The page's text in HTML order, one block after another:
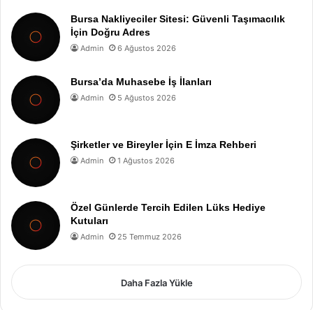
Bursa Nakliyeciler Sitesi: Güvenli Taşımacılık
İçin Doğru Adres
Admin 6 Ağustos 2026
Bursa’da Muhasebe İş İlanları
Admin 5 Ağustos 2026
Şirketler ve Bireyler İçin E İmza Rehberi
Admin 1 Ağustos 2026
Özel Günlerde Tercih Edilen Lüks Hediye
Kutuları
Admin 25 Temmuz 2026
Daha Fazla Yükle